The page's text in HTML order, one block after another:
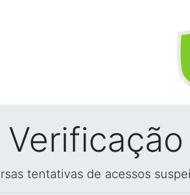
tentativas de acessos